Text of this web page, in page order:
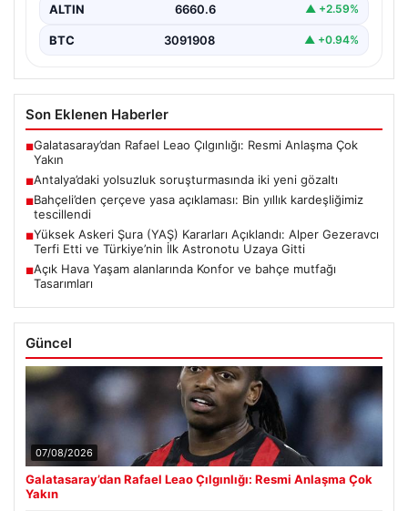
ALTIN 6660.6 ▲ +2.59%
BTC 3091908 ▲ +0.94%
Son Eklenen Haberler
■Galatasaray’dan Rafael Leao Çılgınlığı: Resmi Anlaşma Çok
Yakın
■Antalya’daki yolsuzluk soruşturmasında iki yeni gözaltı
■Bahçeli’den çerçeve yasa açıklaması: Bin yıllık kardeşliğimiz
tescillendi
■Yüksek Askeri Şura (YAŞ) Kararları Açıklandı: Alper Gezeravcı
Terfi Etti ve Türkiye’nin İlk Astronotu Uzaya Gitti
■Açık Hava Yaşam alanlarında Konfor ve bahçe mutfağı
Tasarımları
Güncel
07/08/2026
Galatasaray’dan Rafael Leao Çılgınlığı: Resmi Anlaşma Çok
Yakın